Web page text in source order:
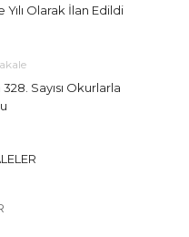
Olarak İlan Edildi
Sayısı Okurlarla